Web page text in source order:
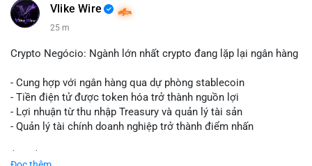
giao dịch, áp lực bán ngắn hạn có thể gia tăng, ảnh hưởng đến
tâm lý nhà đầu tư. Ngược lại, nếu dòng tiền đổ về ví lạnh, đây
vùng giá hiện tại thay vì thoát ra.
Lời khuyên ngắn gọn cho nhà đầu tư nhỏ lẻ: Theo dõi sát địa
chỉ nhận của giao dịch này trong 24-48 giờ tới. Đừng vội hành
động theo cảm xúc khi chỉ dựa vào một lệnh chuyển đơn lẻ;
hãy quan sát thêm các lệnh tiếp theo để xác nhận xu hướng
Vlike Wire
25 m
Crypto Negócio: Ngành lớn nhất crypto đang lặp lại ngân hàng
- Cung hợp với ngân hàng qua dự phòng stablecoin
- Tiền điện tử được token hóa trở thành nguồn lợi
- Lợi nhuận từ thu nhập Treasury và quản lý tài sản
- Quản lý tài chính doanh nghiệp trở thành điểm nhấn